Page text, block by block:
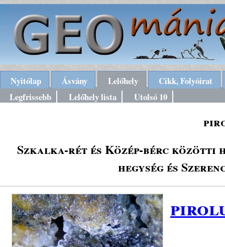
Nyitólap Ásvány Lelőhely
Cikk, Folyóirat
Legfrissebb
Lelőhely lista Utolsó 10
Szkalka-rét és Közép-bérc
hegység és